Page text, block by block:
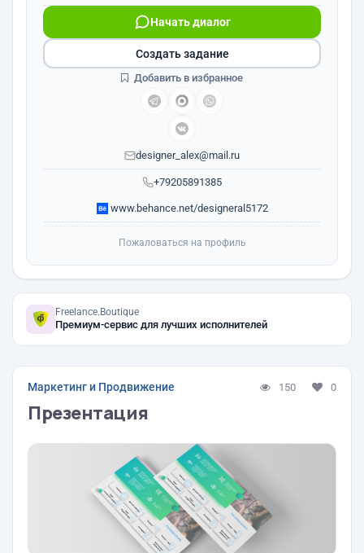
+79205891385
Начать диалог
designer_alex@mail.ru
www.behance.net/designeral5172
Создать задание
Добавить в избранное
Пожаловаться на профиль
Freelance.Boutique
Премиум-сервис для лучших исполнителей
Маркетинг и Продвижение 150 0
Презентация